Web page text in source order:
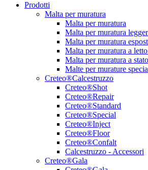
Prodotti
Malta per muratura
Malta per muratura
Malta per muratura
Malta per muratura
Malta per muratura a
Malta per muratura a
Malte per murature
Creteo®Calcestruzzo
Creteo®Shot
Creteo®Repair
Creteo®Standard
Creteo®Special
Creteo®Inject
Creteo®Floor
Creteo®Confalt
Calcestruzzo - Accessori
Creteo®Gala